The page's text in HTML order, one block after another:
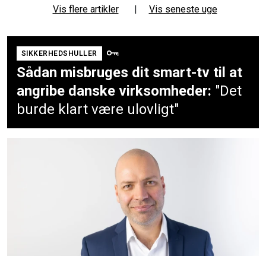
Vis flere artikler | Vis seneste uge
SIKKERHEDSHULLER
Sådan misbruges dit smart-tv til at
angribe danske virksomheder: "Det
burde klart være ulovligt"